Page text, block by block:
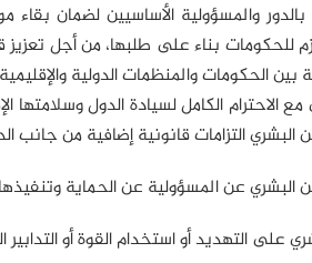
والمسؤولية الأساسيين لضمان
للحكومات بناء على طلبها، من أجل تعزيز
بين الحكومات والمنظمات الدولية
مع الاحترام الكامل لسيادة الدول
البشري التزامات قانونية إضافية من جانب
البشري عن المسؤولية عن الحماية
على التهديد أو استخدام القوة أو التدابير